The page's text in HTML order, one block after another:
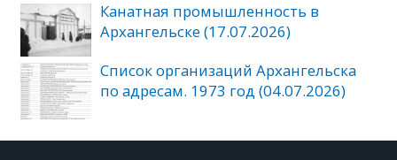
Канатная промышленность в
Архангельске (17.07.2026)
Список организаций Архангельска
по адресам. 1973 год (04.07.2026)